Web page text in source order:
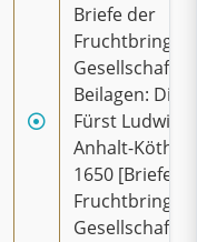
Briefe der
Gesellschaft
Beilagen: Die
Fürst Ludwigs
Anhalt-Köthen
1650 [Briefe
Gesellschaft ]